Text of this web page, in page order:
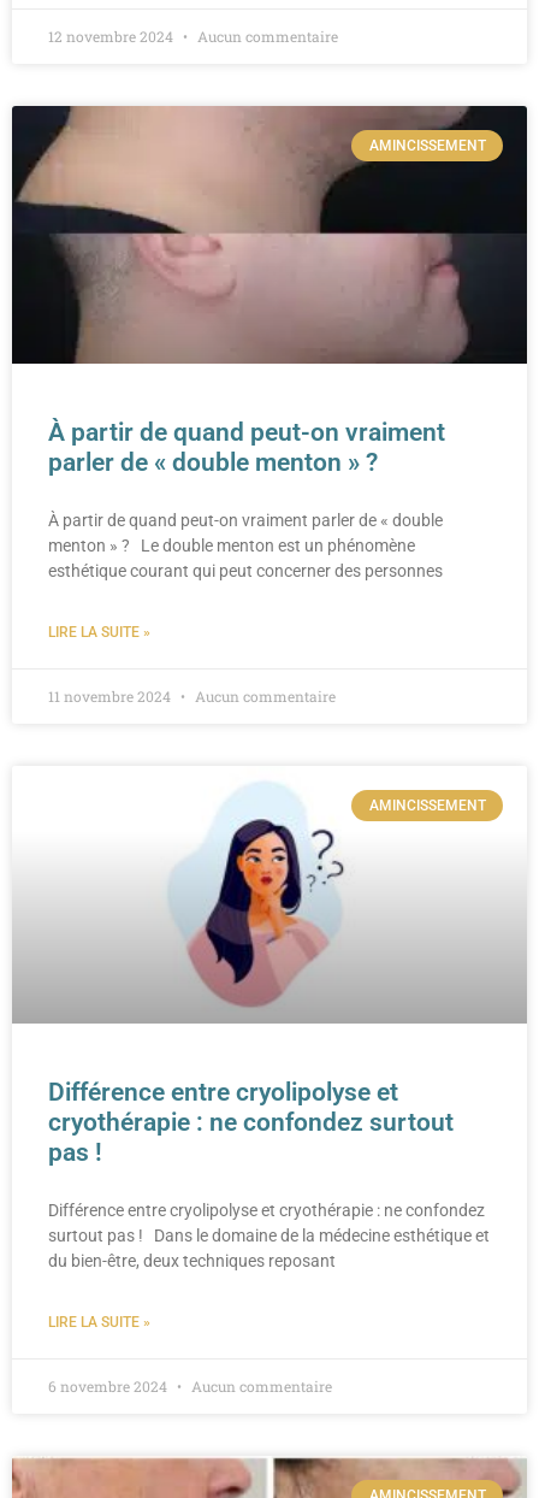
12 novembre 2024 Aucun commentaire
AMINCISSEMENT
À partir de quand peut-on vraiment
parler de « double menton » ?
À partir de quand peut-on vraiment parler de « double
menton » ? Le double menton est un phénomène
esthétique courant qui peut concerner des personnes
LIRE LA SUITE »
11 novembre 2024 Aucun commentaire
AMINCISSEMENT
Différence entre cryolipolyse et
cryothérapie : ne confondez surtout
pas !
Différence entre cryolipolyse et cryothérapie : ne confondez
surtout pas ! Dans le domaine de la médecine esthétique et
du bien-être, deux techniques reposant
LIRE LA SUITE »
6 novembre 2024 Aucun commentaire